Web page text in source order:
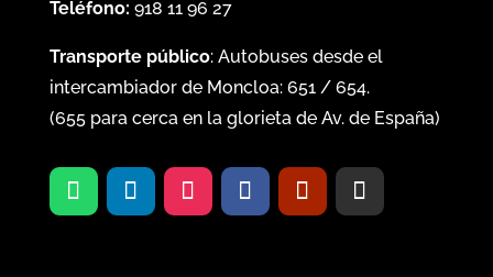
Teléfono: 918 11 96 27
Transporte público: Autobuses desde el
intercambiador de Moncloa: 651/ 654.
(655para cerca en la glorieta de Av. de España)